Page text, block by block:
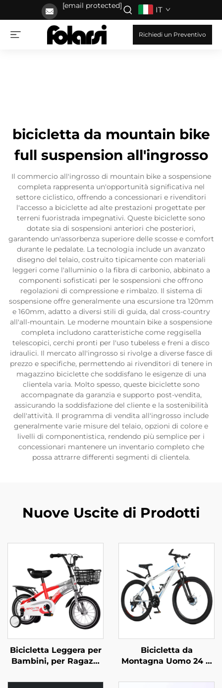
[email protected] IT
Richiedi un Preventivo
bicicletta da mountain bike
full suspension all'ingrosso
Il commercio all'ingrosso di mountain bike a sospensione
completa rappresenta un'opportunità significativa nel
settore ciclistico, offrendo a concessionari e rivenditori
l'accesso a biciclette ad alte prestazioni progettate per
terreni fuoristrada impegnativi. Queste biciclette sono
dotate sia di sospensioni anteriori che posteriori,
garantendo un'assorbenza superiore delle scosse e comfort
durante le pedalate. La tecnologia include un avanzato
disegno del telaio, costruito tipicamente con materiali
leggeri come l'alluminio o la fibra di carbonio, abbinato a
componenti sofisticati per le sospensioni che offrono
regolazioni di compressione e rimbalzo. Il sistema di
sospensione offre generalmente una escursione tra 120mm
e 160mm, adatto a diversi stili di guida, dal cross-country
all'all-mountain. Le moderne mountain bike a sospensione
completa includono caratteristiche come reggisella
telescopici, cerchi pronti per l'uso tubeless e freni a disco
idraulici. Il mercato all'ingrosso si rivolge a diverse fasce di
prezzo e specifiche, permettendo ai rivenditori di tenere in
magazzino biciclette che soddisfano le esigenze di una
clientela varia. Molto spesso, queste biciclette sono
accompagnate da garanzia e supporto post-vendita,
assicurando la soddisfazione del cliente e la sostenibilità
dell'attività. Il programma di vendita all'ingrosso include
generalmente varie misure del telaio, opzioni di colore e
livelli di componentistica, rendendo più semplice per i
concessionari mantenere un inventario completo che
possa attrarre differenti segmenti di clientela.
Nuove Uscite di Prodotti
Bicicletta Leggera per
Bambini, per Ragazzi
Taglie Piccola Media
Bicicletta da
Montagna Uomo 24 &
Fuoristrada a Velocità